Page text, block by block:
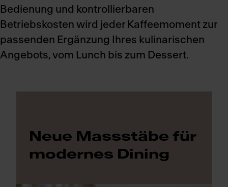
Bedienung und kontrollierbaren
Betriebskosten wird jeder Kaffeemoment zur
passenden Ergänzung Ihres kulinarischen
Angebots, vom Lunch bis zum Dessert.
Neue Massstäbe für
modernes Dining